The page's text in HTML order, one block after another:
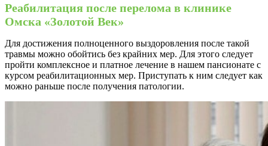
Реабилитация после перелома в клинике
Омска «Золотой Век»
Для достижения полноценного выздоровления после такой
травмы можно обойтись без крайних мер. Для этого следует
пройти комплексное и платное лечение в нашем пансионате с
курсом реабилитационных мер. Приступать к ним следует как
можно раньше после получения патологии.